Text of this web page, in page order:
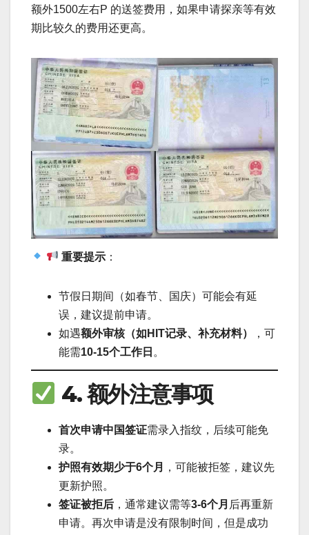
额外1500左右P 的送签费用，如果申请探亲等有效
期比较久的费用还更高。
重要提示 ：
节假日期间（如春节、国庆）可能会有延
误，建议提前申请。
如遇额外审核（如HIT记录、补充材料）
，可
能需10-15个工作日 。
4. 额外注意事项
首次申请中国签证需录入指纹，后续可能免
录。
护照有效期少于6个月
，可能被拒签，建议先
更新护照。
签证被拒后 ，通常建议需等3-6个月 后再重新
申请。再次申请是没有限制时间，但是成功